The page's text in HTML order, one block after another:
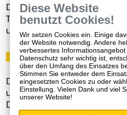
Das bedeutet: Sie kommen
Therapiestunden zu uns
und gehen danach wieder
in der Tagesklinik.
Das bedeutet: Sie kommen
und sind abends und am
Das nennt man auch:
Diese Website
benutzt Cookies!
Wir setzen Cookies ein. Einige
der Website notwendig. Andere
verbessertes
Datenschutz sehr wichtig ist,
über den Umfang des Einsatzes
Stimmen Sie entweder dem
eingesetzten Cookies zu oder
Einstellung. Vielen Dank und viel
unserer Website!